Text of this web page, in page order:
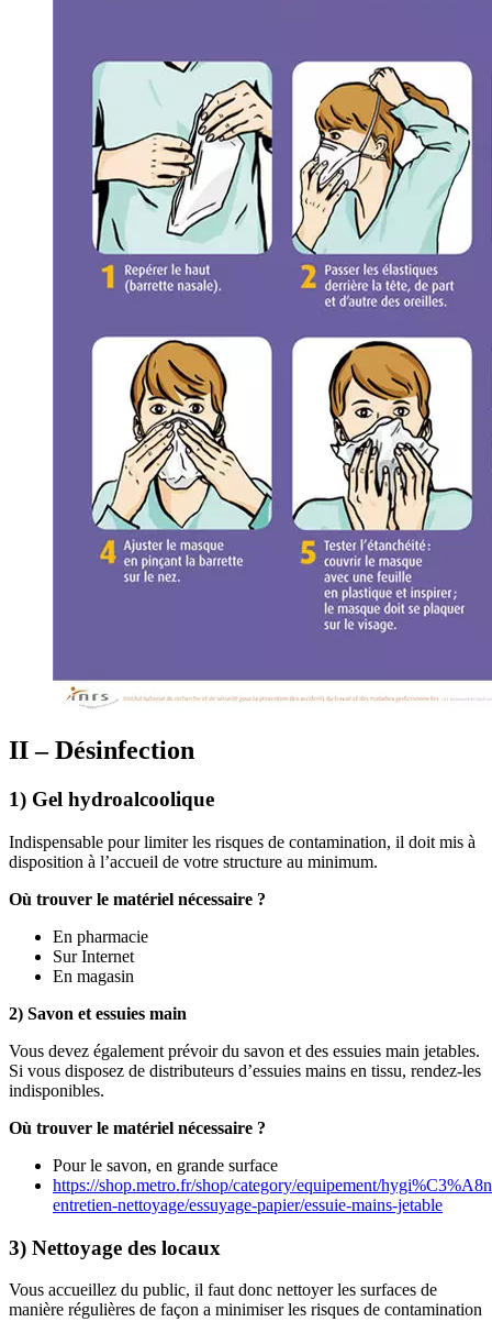
II – Désinfection
1) Gel hydroalcoolique
Indispensable pour limiter les risques de contamination, il doit mis à
disposition à l’accueil de votre structure au minimum.
Où trouver le matériel nécessaire ?
En pharmacie
Sur Internet
En magasin
2) Savon et essuies main
Vous devez également prévoir du savon et des essuies main jetables.
Si vous disposez de distributeurs d’essuies mains en tissu, rendez-les
indisponibles.
Où trouver le matériel nécessaire ?
Pour le savon, en grande surface
https://shop.metro.fr/shop/category/equipement/
entretien-nettoyage/essuyage-papier/essuie-mains-jetable
3) Nettoyage des locaux
Vous accueillez du public, il faut donc nettoyer les surfaces de
manière régulières de façon a minimiser les risques de contamination